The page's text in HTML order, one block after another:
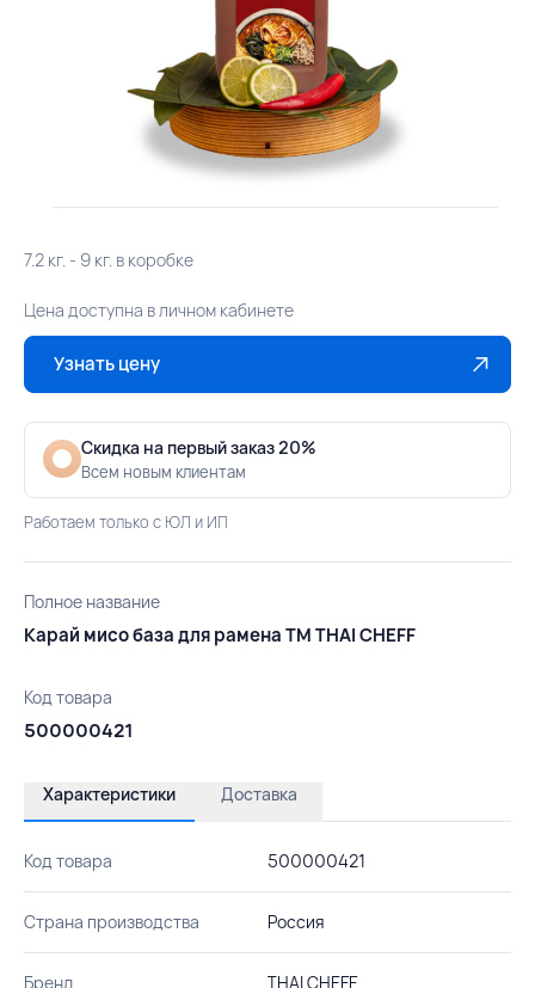
7.2 кг. - 9 кг. в коробке
Цена доступна в личном кабинете
Узнать цену
Скидка на первый заказ 20%
Всем новым клиентам
Работаем только с ЮЛ и ИП
Полное название
Карай мисо база для рамена ТМ THAI CHEFF
Код товара
500000421
Характеристики Доставка
Код товара 500000421
Страна производства Россия
Бренд THAI CHEFF